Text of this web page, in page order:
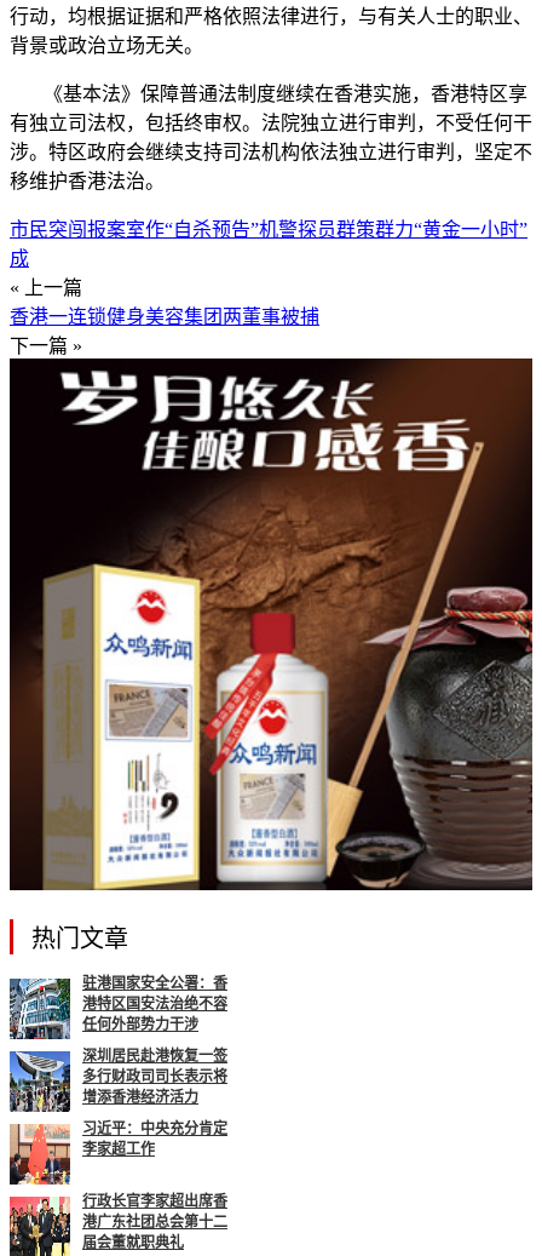
行动，均根据证据和严格依照法律进行，与有关人士的职业、
背景或政治立场无关。
《基本法》保障普通法制度继续在香港实施，香港特区享
有独立司法权，包括终审权。法院独立进行审判，不受任何干
涉。特区政府会继续支持司法机构依法独立进行审判，坚定不
移维护香港法治。
市民突闯报案室作“自杀预告”机警探员群策群力“黄金一小时”
成
« 上一篇
香港一连锁健身美容集团两董事被捕
下一篇 »
热门文章
驻港国家安全公署：香
港特区国安法治绝不容
任何外部势力干涉
深圳居民赴港恢复一签
多行财政司司长表示将
增添香港经济活力
习近平：中央充分肯定
李家超工作
行政长官李家超出席香
港广东社团总会第十二
届会董就职典礼